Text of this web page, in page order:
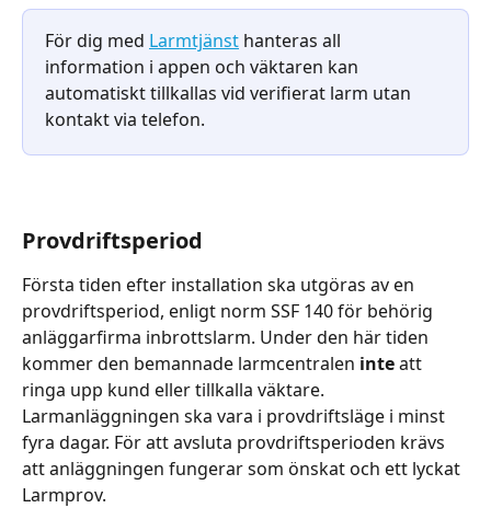
För dig med Larmtjänst hanteras all
information i appen och väktaren kan
automatiskt tillkallas vid verifierat larm utan
kontakt via telefon.
Provdriftsperiod
Första tiden efter installation ska utgöras av en
provdriftsperiod, enligt norm SSF 140 för behörig
anläggarfirma inbrottslarm. Under den här tiden
kommer den bemannade larmcentralen inte att
ringa upp kund eller tillkalla väktare.
Larmanläggningen ska vara i provdriftsläge i minst
fyra dagar. För att avsluta provdriftsperioden krävs
att anläggningen fungerar som önskat och ett lyckat
Larmprov.